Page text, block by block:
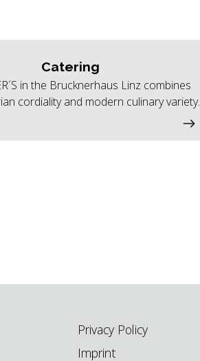
Catering
in the Brucknerhaus Linz combines
cordiality and modern culinary variety.
Privacy Policy
Imprint